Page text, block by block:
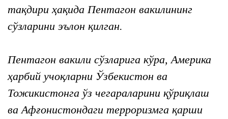
тақдири ҳақида Пентагон вакилининг
сўзларини эълон қилган.
Пентагон вакили сўзларига кўра, Америка
ҳарбий учоқларни Ўзбекистон ва
Тожикистонга ўз чегараларини қўриқлаш
ва Афғонистондаги терроризмга қарши